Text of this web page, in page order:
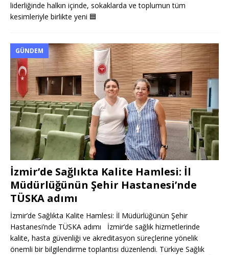
liderliğinde halkın içinde, sokaklarda ve toplumun tüm
kesimleriyle birlikte yeni 🟦
GÜNDEM
İzmir’de Sağlıkta Kalite Hamlesi: İl
Müdürlüğünün Şehir Hastanesi’nde
TÜSKA adımı
İzmir’de Sağlıkta Kalite Hamlesi: İl Müdürlüğünün Şehir
Hastanesi’nde TÜSKA adımı İzmir’de sağlık hizmetlerinde
kalite, hasta güvenliği ve akreditasyon süreçlerine yönelik
önemli bir bilgilendirme toplantısı düzenlendi. Türkiye Sağlık